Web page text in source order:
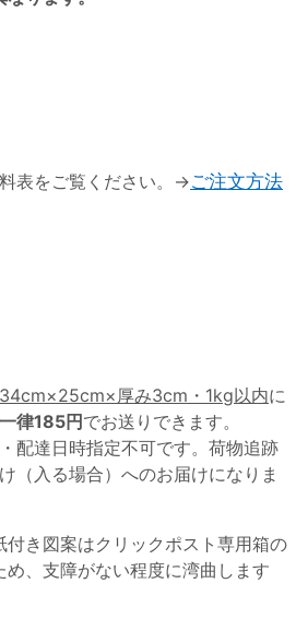
表をご覧ください。→ご注文方法
34cm×25cm×厚み3cm・1kg以内に
律185円 でお送りできます。
配達日時指定不可です。荷物追跡
（入る場合）へのお届けになりま
付き図案はクリックポスト専用箱の
、支障がない程度に湾曲します